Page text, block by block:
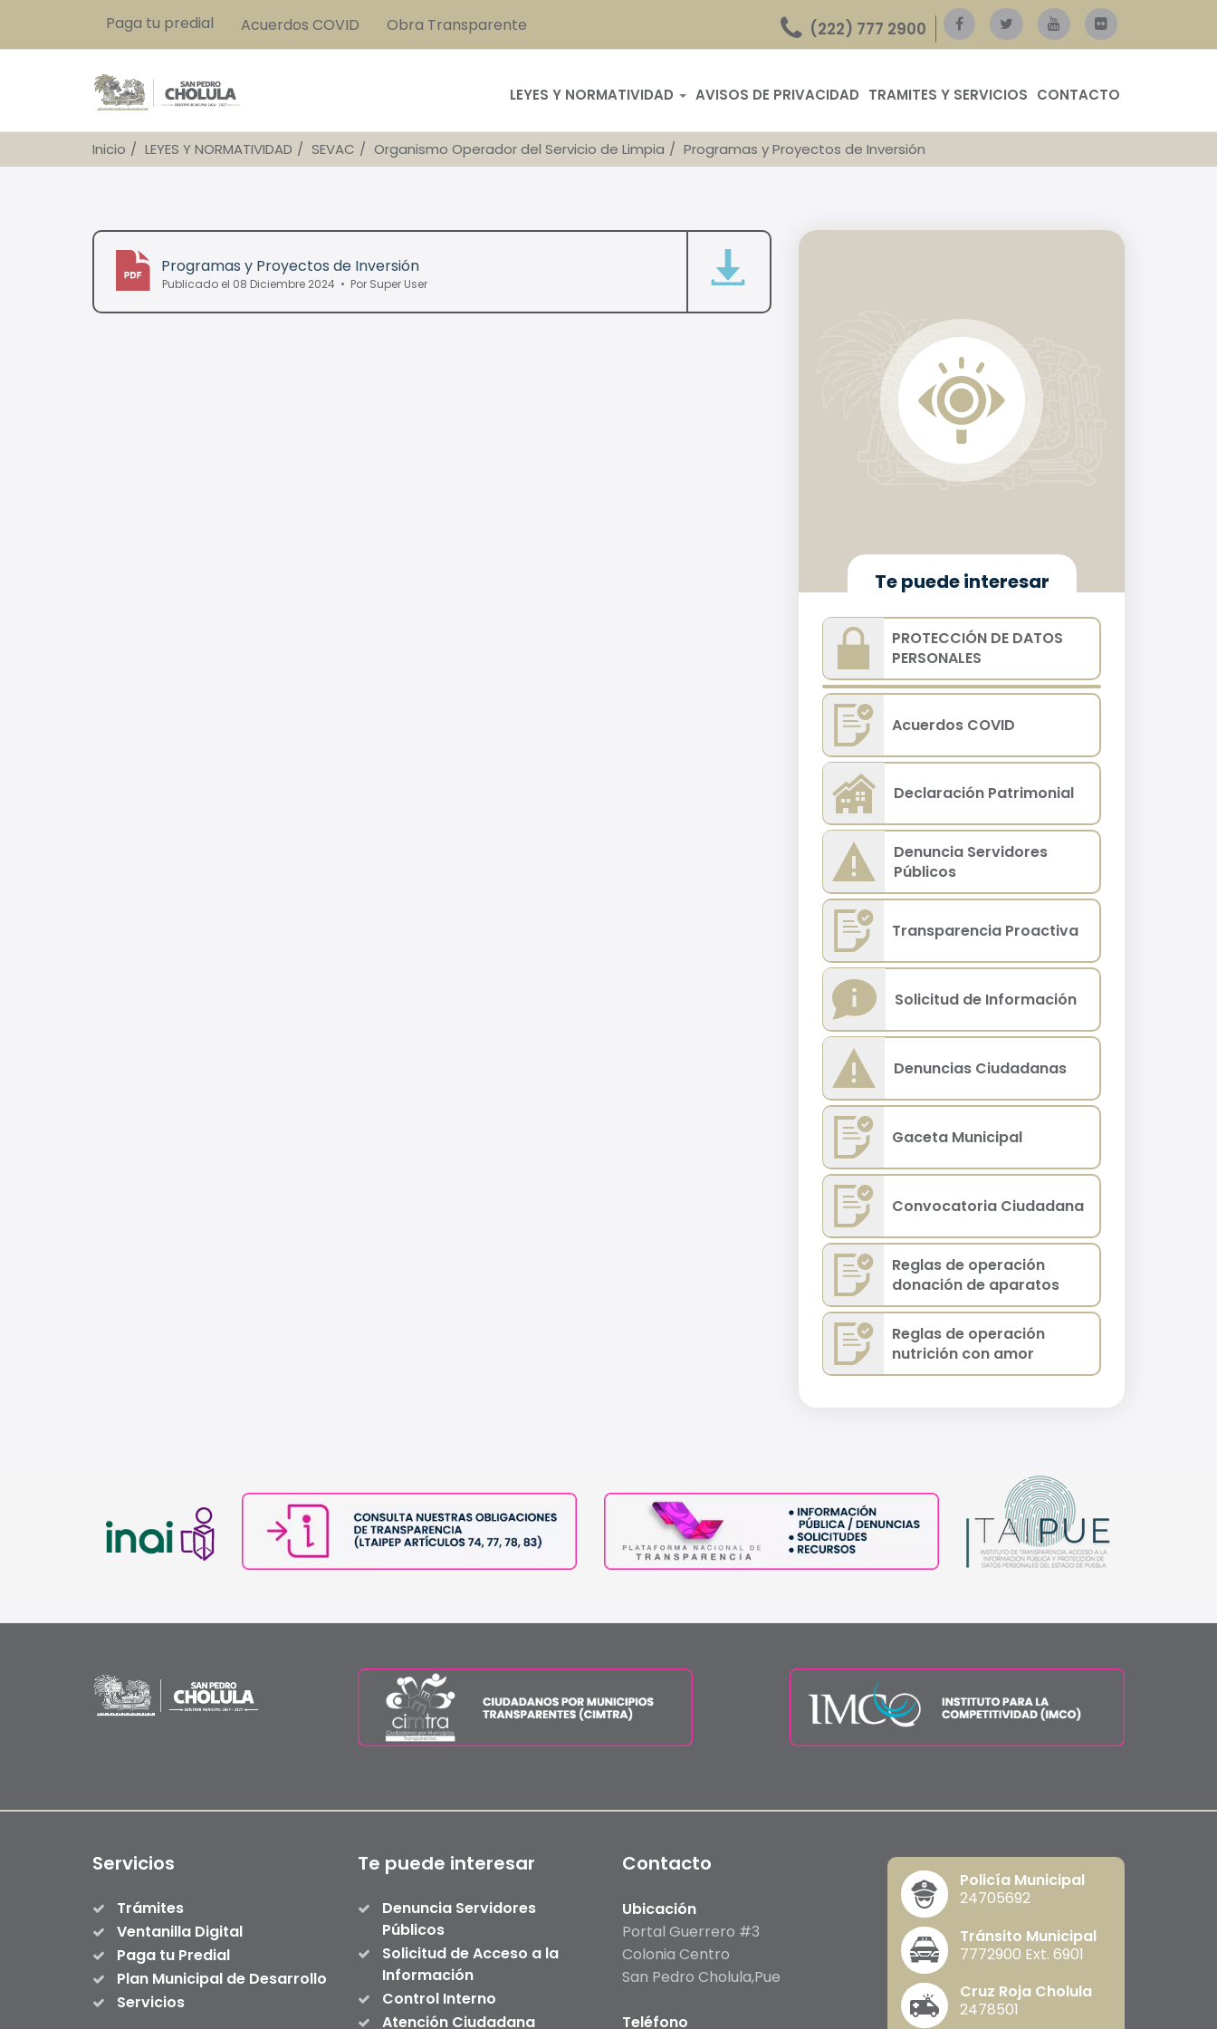
Paga tu predial Acuerdos COVID Obra Transparente (222) 777 2900
LEYES Y NORMATIVIDAD AVISOS DE PRIVACIDAD TRAMITES Y SERVICIOS CONTACTO
Inicio LEYES Y NORMATIVIDAD SEVAC Organismo Operador del Servicio de Limpia Programas y Proyectos de Inversión
pdf
Programas y Proyectos de Inversión
Publicado el 08 Diciembre 2024 Por Super User
Te puede interesar
PROTECCIÓN DE DATOS
PERSONALES
Acuerdos COVID
Declaración Patrimonial
Denuncia Servidores
Públicos
Transparencia Proactiva
Solicitud de Información
Denuncias Ciudadanas
Gaceta Municipal
Convocatoria Ciudadana
Reglas de operación
donación de aparatos
Reglas de operación
nutrición con amor
Servicios
Trámites
Ventanilla Digital
Paga tu Predial
Plan Municipal de Desarrollo
Servicios
Te puede interesar
Denuncia Servidores
Públicos
Solicitud de Acceso a la
Información
Control Interno
Atención Ciudadana
Contacto
Ubicación
Portal Guerrero #3
Colonia Centro
San Pedro Cholula,Pue
Teléfono
Policía Municipal
24705692
Tránsito Municipal
7772900 Ext. 6901
Cruz Roja Cholula
2478501